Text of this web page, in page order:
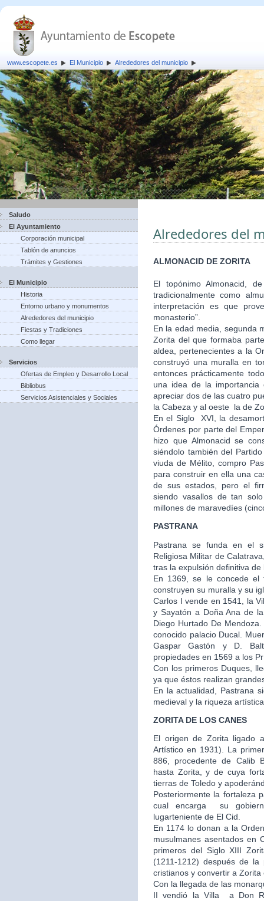
www.escopete.es El Municipio Alrededores del municipio
Saludo
El Ayuntamiento
Corporación municipal
Tablón de anuncios
Trámites y Gestiones
El Municipio
Historia
Entorno urbano y monumentos
Alrededores del municipio
Fiestas y Tradiciones
Como llegar
Servicios
Ofertas de Empleo y Desarrollo Local
Bibliobus
Servicios Asistenciales y Sociales
Alrededores del
ALMONACID DE ZORITA
El topónimo Almonacid,
tradicionalmente como
interpretación es que
monasterio”.
En la edad media, segunda
Zorita del que formaba
aldea, pertenecientes a la
construyó una muralla en
entonces prácticamente
una idea de la
apreciar dos de las cuatro
la Cabeza y al oeste la de
En el Siglo XVI, la
Órdenes por parte del
hizo que Almonacid se
siéndolo también del
viuda de Mélito, compro
para construir en ella una
de sus estados, pero el
siendo vasallos de tan
millones de maravedíes
PASTRANA
Pastrana se funda en el
Religiosa Militar de
tras la expulsión definitiva de
En 1369, se le concede el
construyen su muralla y su
Carlos I vende en 1541, la
y Sayatón a Doña Ana de
Diego Hurtado De
conocido palacio Ducal.
Gaspar Gastón y D.
propiedades en 1569 a los
Con los primeros Duques,
ya que éstos realizan
En la actualidad, Pastrana
medieval y la riqueza
ZORITA DE LOS CANES
El origen de Zorita ligado
Artístico en 1931). La
886, procedente de Calib
hasta Zorita, y de cuya
tierras de Toledo y
Posteriormente la fortaleza
cual encarga su
lugarteniente de El Cid.
En 1174 lo donan a la
musulmanes asentados en
primeros del Siglo XIII
(1211-1212) después de
cristianos y convertir a
Con la llegada de las
II vendió la Villa a Don